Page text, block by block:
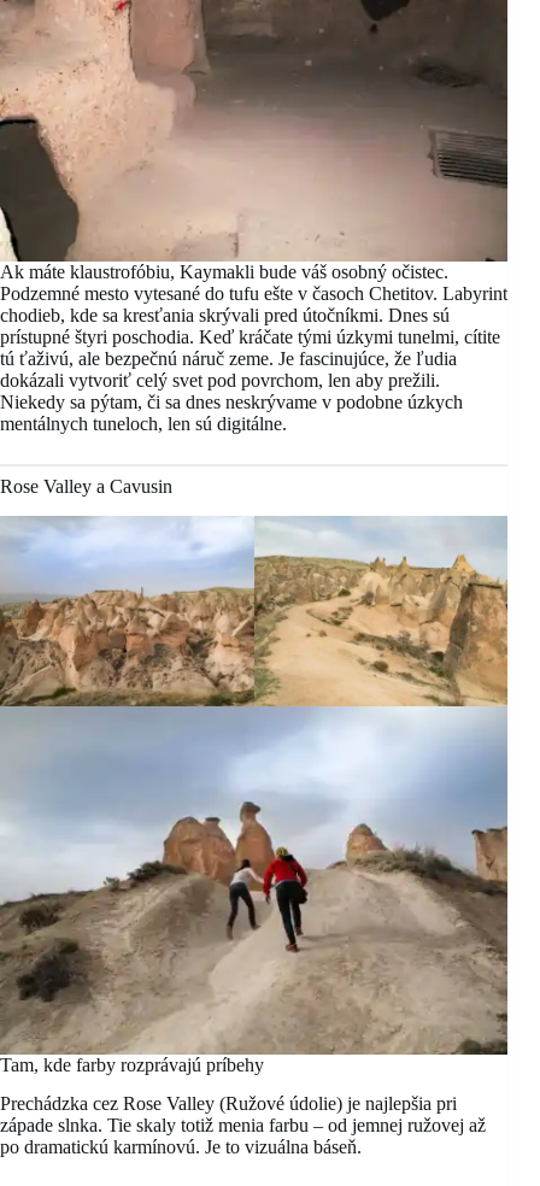
Ak máte klaustrofóbiu, Kaymakli bude váš osobný očistec.
Podzemné mesto vytesané do tufu ešte v časoch Chetitov. Labyrint
chodieb, kde sa kresťania skrývali pred útočníkmi. Dnes sú
prístupné štyri poschodia. Keď kráčate tými úzkymi tunelmi, cítite
tú ťaživú, ale bezpečnú náruč zeme. Je fascinujúce, že ľudia
dokázali vytvoriť celý svet pod povrchom, len aby prežili.
Niekedy sa pýtam, či sa dnes neskrývame v podobne úzkych
mentálnych tuneloch, len sú digitálne.
Rose Valley a Cavusin
Tam, kde farby rozprávajú príbehy
Prechádzka cez Rose Valley (Ružové údolie) je najlepšia pri
západe slnka. Tie skaly totiž menia farbu – od jemnej ružovej až
po dramatickú karmínovú. Je to vizuálna báseň.